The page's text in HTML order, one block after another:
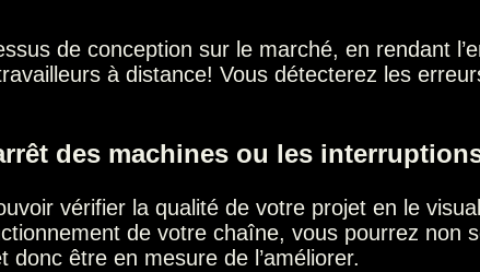
de conception sur le marché, en rendant
à distance! Vous détecterez les
des machines ou les
vérifier la qualité de votre projet en le
de votre chaîne, vous pourrez non
être en mesure de l’améliorer.